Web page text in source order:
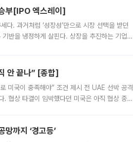
부[IPO 엑스레이]
. 과거처럼 ‘성장성’만으로 시장 선택을 받던
반을 냉정하게 살핀다. 상장을 추진하는 기업들
안 끝나” [종합]
미국이 충족해야” 조건 제시 전 UAE 선박 공격
. 협상 타결이 임박했다던 미국은 아직 협상 중이
까지 ‘경고등’